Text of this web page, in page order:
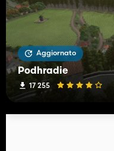
Aggiornato
Podhradie
17 255